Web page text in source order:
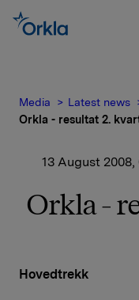
Media Latest news
Orkla - resultat 2.
13 August 2008,
Orkla -
Hovedtrekk